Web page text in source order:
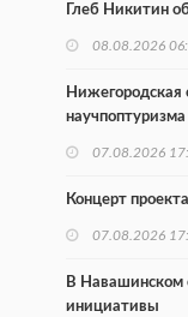
Глеб Никитин
08.08.2026
Нижегородская
научпоптуризма
07.08.2026
Концерт
07.08.2026
В Навашинском
инициативы